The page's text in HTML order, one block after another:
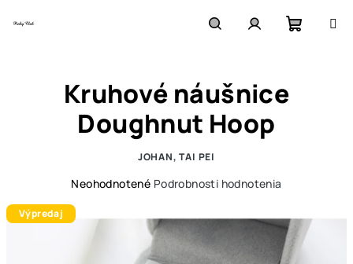
Kruhové náušnice
Doughnut Hoop
JOHAN, TAI PEI
Priemerné
produktu
Neohodnotené Podrobnosti hodnotenia
Výpredaj